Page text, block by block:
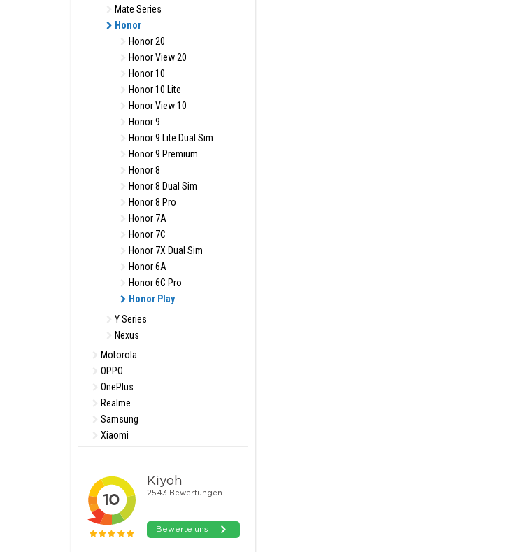
Mate Series
Honor
Honor 20
Honor View 20
Honor 10
Honor 10 Lite
Honor View 10
Honor 9
Honor 9 Lite Dual Sim
Honor 9 Premium
Honor 8
Honor 8 Dual Sim
Honor 8 Pro
Honor 7A
Honor 7C
Honor 7X Dual Sim
Honor 6A
Honor 6C Pro
Honor Play
Y Series
Nexus
Motorola
OPPO
OnePlus
Realme
Samsung
Xiaomi